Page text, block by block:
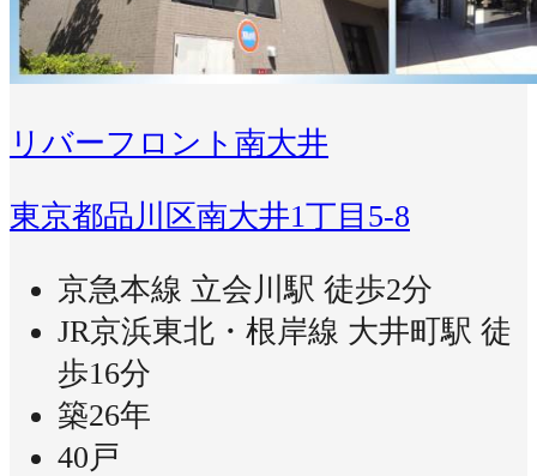
リバーフロント南大井
東京都品川区南大井1丁目5-8
京急本線 立会川駅 徒歩2分
JR京浜東北・根岸線 大井町駅 徒
歩16分
築26年
40戸